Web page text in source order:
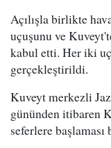
Açılışla birlikte
uçuşunu ve
kabul etti. Her iki
gerçekleştirildi.
Kuveyt merkezli
gününden itibaren
seferlere